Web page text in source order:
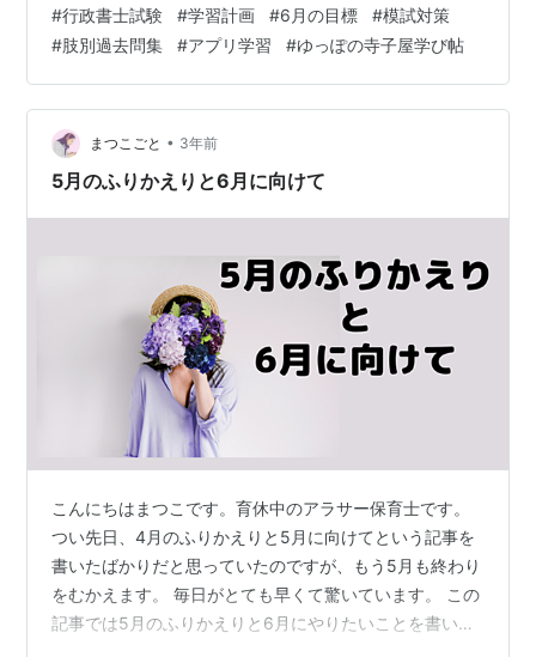
理するラストチャンスって感じ！ 🏆これまでの実績 ゆっ
ぽちゃんは5月までに、アプリ学習でこんな成果を出して
るんだよね✨ 行政書士試験対策用アプリ 表彰状 行政手続
法【全163問正解】 行政不服審査法【全157問正解】 民
法 総則【全100問正解】 民法 物権【全134問正解】 やま
と： これ、…
#行政書士試験 #学習計画 #6月の目標 #模試対策
#肢別過去問集 #アプリ学習 #ゆっぽの寺子屋学び帖
まつこごと • 3年前
5月のふりかえりと6月に向けて
こんにちはまつこです。育休中のアラサー保育士です。
つい先日、4月のふりかえりと5月に向けてという記事を
書いたばかりだと思っていたのですが、もう5月も終わり
をむかえます。 毎日がとても早くて驚いています。 この
記事では5月のふりかえりと6月にやりたいことを書いて